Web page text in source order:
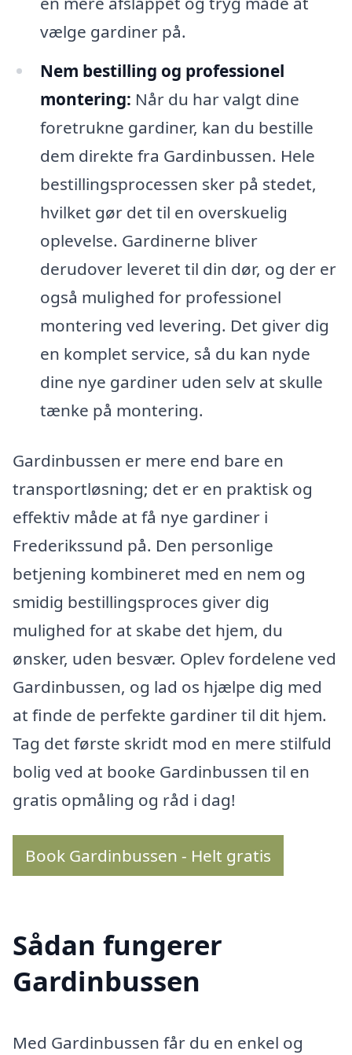
vælge gardiner på.
Nem bestilling og professionel
montering: Når du har valgt dine
foretrukne gardiner, kan du bestille
dem direkte fra Gardinbussen. Hele
bestillingsprocessen sker på stedet,
hvilket gør det til en overskuelig
oplevelse. Gardinerne bliver
derudover leveret til din dør, og der er
også mulighed for professionel
montering ved levering. Det giver dig
en komplet service, så du kan nyde
dine nye gardiner uden selv at skulle
tænke på montering.
Gardinbussen er mere end bare en
transportløsning; det er en praktisk og
effektiv måde at få nye gardiner i
Frederikssund på. Den personlige
betjening kombineret med en nem og
smidig bestillingsproces giver dig
mulighed for at skabe det hjem, du
ønsker, uden besvær. Oplev fordelene ved
Gardinbussen, og lad os hjælpe dig med
at finde de perfekte gardiner til dit hjem.
Tag det første skridt mod en mere stilfuld
bolig ved at booke Gardinbussen til en
gratis opmåling og råd i dag!
Book Gardinbussen - Helt gratis
Sådan fungerer
Gardinbussen
Med Gardinbussen får du en enkel og